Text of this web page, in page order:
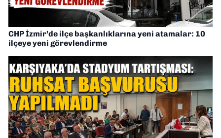
CHP İzmir’de ilçe başkanlıklarına yeni atamalar: 10
ilçeye yeni görevlendirme